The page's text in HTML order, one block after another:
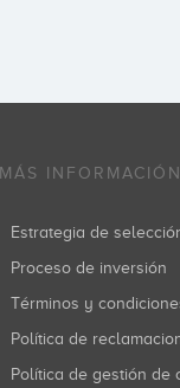
MÁS INFORMACIÓN
Estrategia de
Proceso de inversión
Términos y
Política de
Política de gestión de conflictos de